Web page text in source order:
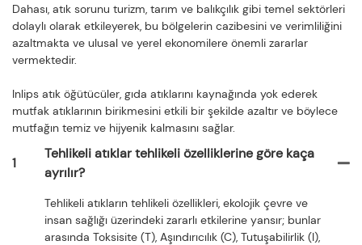
Dahası, atık sorunu turizm, tarım ve balıkçılık gibi temel sektörleri
dolaylı olarak etkileyerek, bu bölgelerin cazibesini ve verimliliğini
azaltmakta ve ulusal ve yerel ekonomilere önemli zararlar
vermektedir.
Inlips atık öğütücüler, gıda atıklarını kaynağında yok ederek
mutfak atıklarının birikmesini etkili bir şekilde azaltır ve böylece
mutfağın temiz ve hijyenik kalmasını sağlar.
1
Tehlikeli atıklar tehlikeli özelliklerine göre kaça
ayrılır?
Tehlikeli atıkların tehlikeli özellikleri, ekolojik çevre ve
insan sağlığı üzerindeki zararlı etkilerine yansır; bunlar
arasında Toksisite (T), Aşındırıcılık (C), Tutuşabilirlik (I),